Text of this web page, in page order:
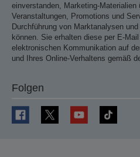
einverstanden, Marketing-Materialien
Veranstaltungen, Promotions und
Durchführung von Marktanalysen
können. Sie erhalten diese per E-
elektronischen Kommunikation auf
und Ihres Online-Verhaltens gemäß
Folgen